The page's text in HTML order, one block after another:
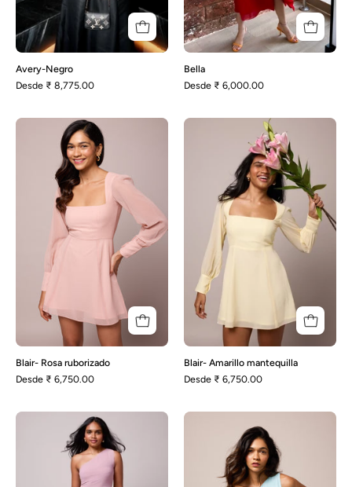
Avery-Negro
Desde ₹ 8,775.00
Bella
Desde ₹ 6,000.00
Blair-
Rosa
ruborizado
Blair- Rosa ruborizado
Desde ₹ 6,750.00
Blair-
Amarillo
mantequilla
Blair- Amarillo mantequilla
Desde ₹ 6,750.00
Colette-
Malva
Azul